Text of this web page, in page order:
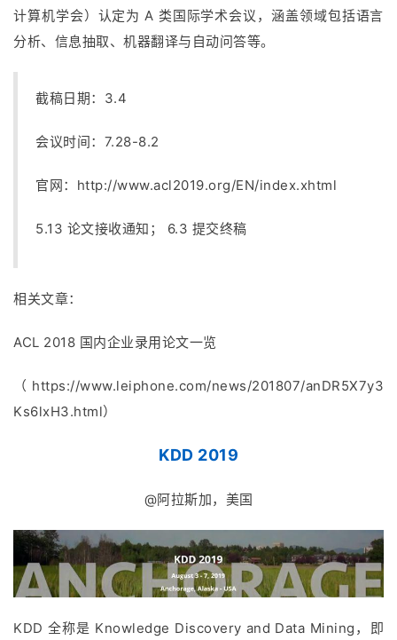
计算机学会）认定为 A 类国际学术会议，涵盖领域包括语言
分析、信息抽取、机器翻译与自动问答等。
截稿日期：3.4
会议时间：7.28-8.2
官网： http://www.acl2019.org/EN/index.xhtml
5.13 论文接收通知； 6.3 提交终稿
相关文章：
ACL 2018 国内企业录用论文一览
（https://www.leiphone.com/news/201807/anDR5X7y3
Ks6lxH3.html）
KDD 2019
@阿拉斯加，美国
KDD 全称是 Knowledge Discovery and Data Mining，即